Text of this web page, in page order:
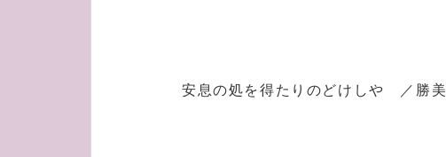
安息の処を得たりのどけしや ／勝美